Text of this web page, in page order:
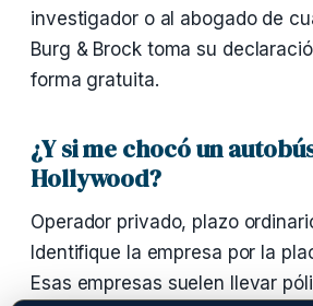
investigador o al abogado de
Burg & Brock toma su
forma gratuita.
¿Y si me chocó un
Hollywood?
Operador privado, plazo
Identifique la empresa por la
Esas empresas suelen llevar